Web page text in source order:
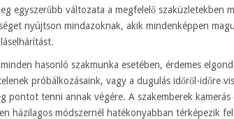
egyszerűbb változata a megfelelő szaküzletekben
nyújtson mindazoknak, akik mindenképpen
hasonló szakmunka esetében, érdemes
próbálkozásaink, vagy a dugulás időről-időre
pontot tenni annak végére. A szakemberek kamerás
házilagos módszernél hatékonyabban térképezik